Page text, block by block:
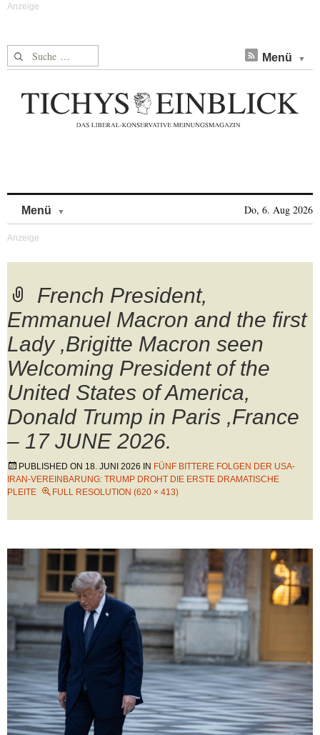
Suche nach: Menü
Menü Do, 6. Aug 2026
French President,
Emmanuel Macron and the first
Lady ,Brigitte Macron seen
Welcoming President of the
United States of America,
Donald Trump in Paris ,France
– 17 JUNE 2026.
PUBLISHED ON 18. JUNI 2026 IN FÜNF BITTERE FOLGEN DER USA-
IRAN-VEREINBARUNG: TRUMP DROHT DIE ERSTE DRAMATISCHE
PLEITE
FULL RESOLUTION (620 × 413)